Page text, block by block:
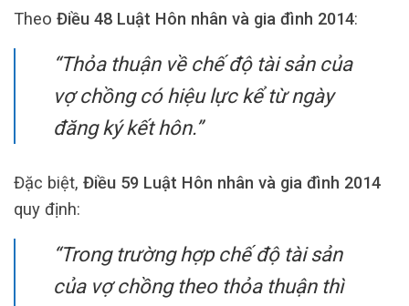
Theo Điều 48 Luật Hôn nhân và gia đình 2014:
“Thỏa thuận về chế độ tài sản của
vợ chồng có hiệu lực kể từ ngày
đăng ký kết hôn.”
Đặc biệt, Điều 59 Luật Hôn nhân và gia đình 2014
quy định:
“Trong trường hợp chế độ tài sản
của vợ chồng theo thỏa thuận thì